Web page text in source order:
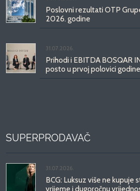
Poslovni rezultati OTP
2026. godine
31.07.2026.
Prihodi i EBITDA BOSQAR
posto u prvoj polovici godine
SUPERPRODAVAČ
31.07.2026.
BCG: Luksuz više ne kupuje
vrijeme i dugoročnu